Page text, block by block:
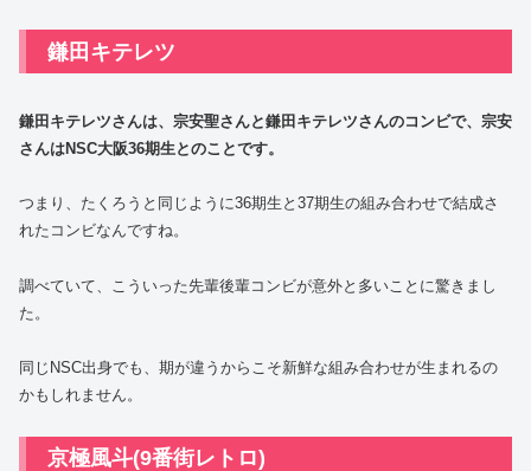
鎌田キテレツ
鎌田キテレツさんは、宗安聖さんと鎌田キテレツさんのコンビで、宗安
さんはNSC大阪36期生とのことです。
つまり、たくろうと同じように36期生と37期生の組み合わせで結成さ
れたコンビなんですね。
調べていて、こういった先輩後輩コンビが意外と多いことに驚きまし
た。
同じNSC出身でも、期が違うからこそ新鮮な組み合わせが生まれるの
かもしれません。
京極風斗(9番街レトロ)